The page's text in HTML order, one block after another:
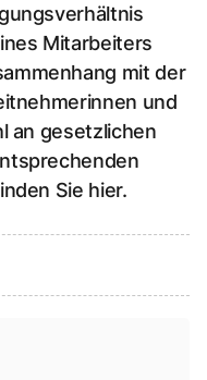
Mitarbeiters
mit der
und
an gesetzlichen
Sie hier.